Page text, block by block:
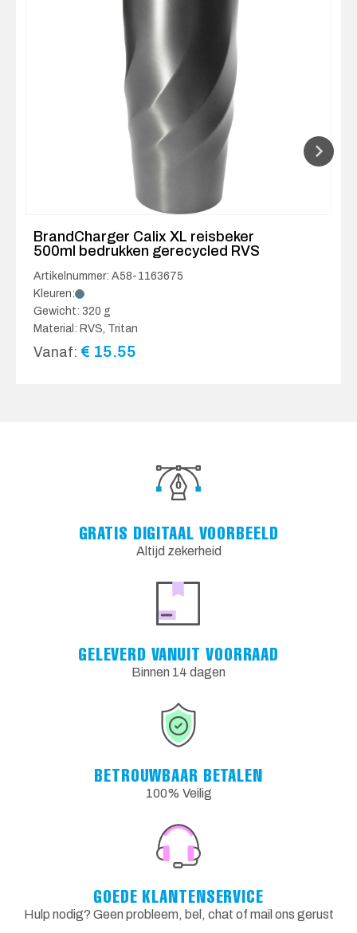
BrandCharger Calix XL reisbeker
500ml bedrukken gerecycled RVS
Artikelnummer: A58-1163675
Kleuren:
Gewicht: 320 g
Material: RVS, Tritan
Vanaf: € 15.55
GRATIS DIGITAAL VOORBEELD
Altijd zekerheid
GELEVERD VANUIT VOORRAAD
Binnen 14 dagen
BETROUWBAAR BETALEN
100% Veilig
GOEDE KLANTENSERVICE
Hulp nodig? Geen probleem, bel, chat of mail ons gerust